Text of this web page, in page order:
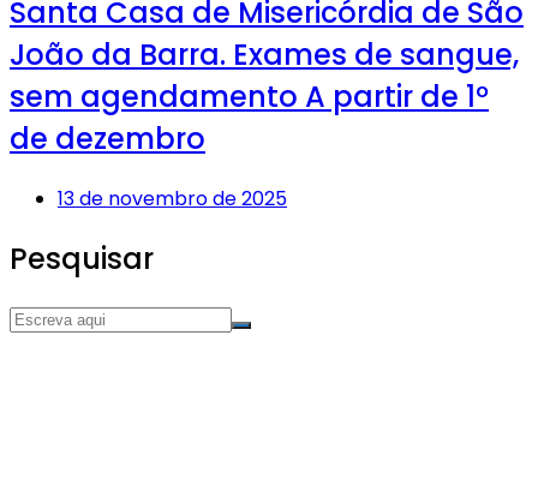
Santa Casa de Misericórdia de São
João da Barra. Exames de sangue,
sem agendamento A partir de 1º
de dezembro
13 de novembro de 2025
Pesquisar